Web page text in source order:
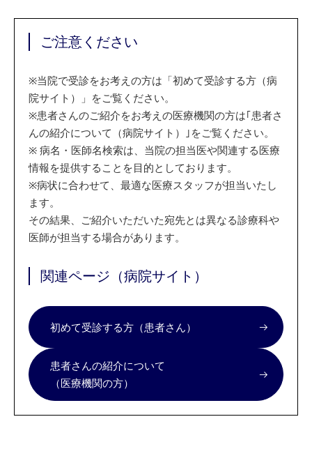
ご注意ください
※当院で受診をお考えの方は「初めて受診する方（病
院サイト）」をご覧ください。
※患者さんのご紹介をお考えの医療機関の方は｢患者さ
んの紹介について（病院サイト）｣をご覧ください。
※ 病名・医師名検索は、当院の担当医や関連する医療
情報を提供することを目的としております。
※病状に合わせて、最適な医療スタッフが担当いたし
ます。
その結果、ご紹介いただいた宛先とは異なる診療科や
医師が担当する場合があります。
関連ページ（病院サイト）
初めて受診する方（患者さん）
患者さんの紹介について
（医療機関の方）